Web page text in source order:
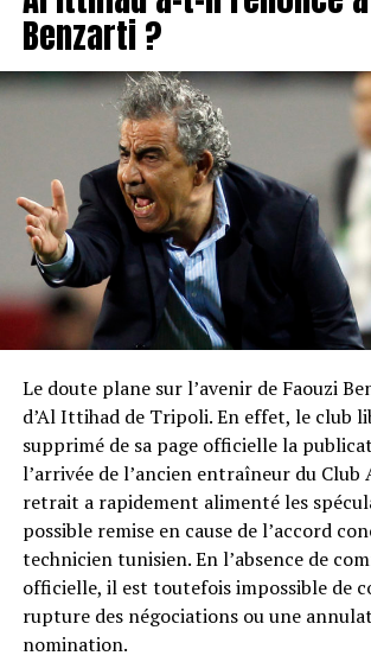
Benzarti ?
Le doute plane sur l’avenir de Faouzi
d’Al Ittihad de Tripoli. En effet, le club
supprimé de sa page officielle la
l’arrivée de l’ancien entraîneur du Club
retrait a rapidement alimenté les
possible remise en cause de l’accord
technicien tunisien. En l’absence de
officielle, il est toutefois impossible de
rupture des négociations ou une
nomination.